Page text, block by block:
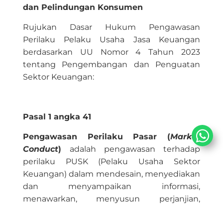
dan Pelindungan Konsumen
Rujukan Dasar Hukum Pengawasan
Perilaku Pelaku Usaha Jasa Keuangan
berdasarkan UU Nomor 4 Tahun 2023
tentang Pengembangan dan Penguatan
Sektor Keuangan:
Pasal1 angka 41
Pengawasan Perilaku Pasar (Market
Conduct) adalah pengawasan terhadap
perilaku PUSK (Pelaku Usaha Sektor
Keuangan) dalam mendesain, menyediakan
dan menyampaikan informasi,
menawarkan, menyusun perjanjian,